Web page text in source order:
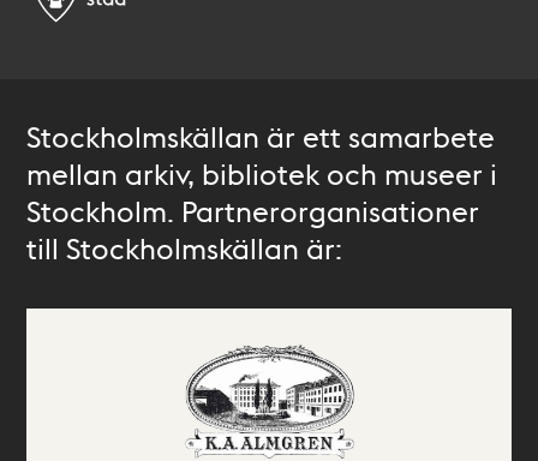
Stockholmskällan är ett samarbete
mellan arkiv, bibliotek och museer i
Stockholm. Partnerorganisationer
till Stockholmskällan är: